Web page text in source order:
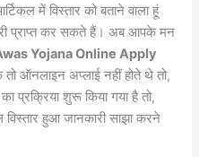
में विस्तार को बताने वाला हूं
प्राप्त कर सकते हैं। अब आपके मन
Yojana Online Apply
तो ऑनलाइन अप्लाई नहीं होते थे तो,
प्रक्रिया शुरू किया गया है तो,
हुआ जानकारी साझा करने